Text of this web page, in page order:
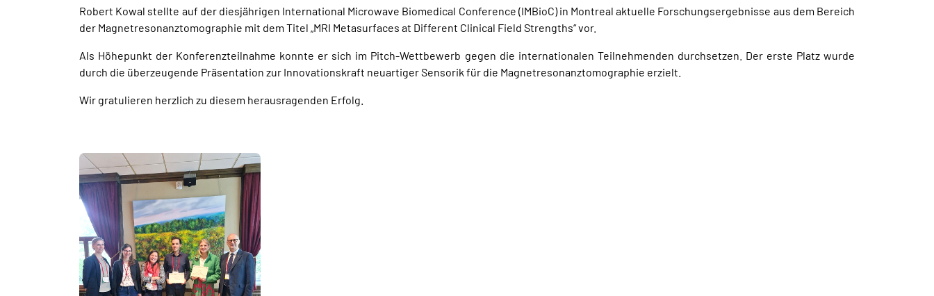
Robert Kowal stellte auf der diesjährigen International Microwave Biomedical Conference (IMBioC) in Montreal aktuelle Forschungsergebnisse aus dem Bereich
der Magnetresonanztomographie mit dem Titel „MRI Metasurfaces at Different Clinical Field Strengths“ vor.
Als Höhepunkt der Konferenzteilnahme konnte er sich im Pitch-Wettbewerb gegen die internationalen Teilnehmenden durchsetzen. Der erste Platz wurde
durch die überzeugende Präsentation zur Innovationskraft neuartiger Sensorik für die Magnetresonanztomographie erzielt.
Wir gratulieren herzlich zu diesem herausragenden Erfolg.